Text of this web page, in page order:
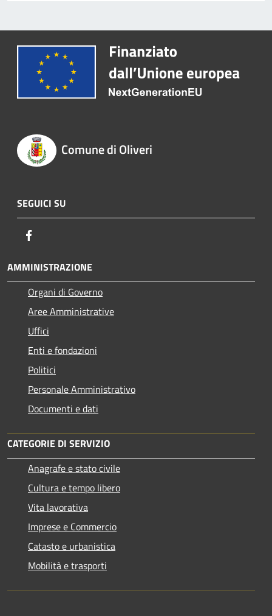
Comune di Oliveri
SEGUICI SU
AMMINISTRAZIONE
Organi di Governo
Aree Amministrative
Uffici
Enti e fondazioni
Politici
Personale Amministrativo
Documenti e dati
CATEGORIE DI SERVIZIO
Anagrafe e stato civile
Cultura e tempo libero
Vita lavorativa
Imprese e Commercio
Catasto e urbanistica
Mobilità e trasporti